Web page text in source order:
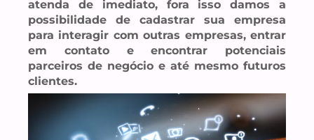
atenda de imediato, fora isso damos a
possibilidade de cadastrar sua empresa
para interagir com outras empresas, entrar
em contato e encontrar potenciais
parceiros de negócio e até mesmo futuros
clientes.